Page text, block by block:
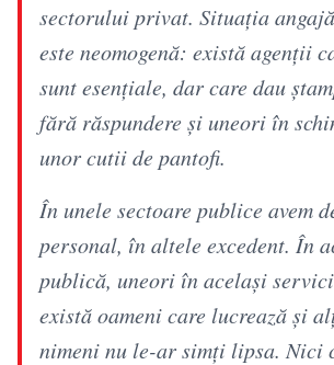
sectorului privat. Situația
este neomogenă: există agenții
sunt esențiale, dar care dau
fără răspundere și uneori în
unor cutii de pantofi.
În unele sectoare publice avem
personal, în altele excedent. În
publică, uneori în același
există oameni care lucrează și
nimeni nu le-ar simți lipsa. Nici